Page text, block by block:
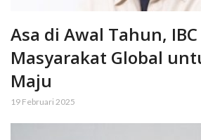
Asa di Awal Tahun,
Masyarakat Global
Maju
19 Februari 2025